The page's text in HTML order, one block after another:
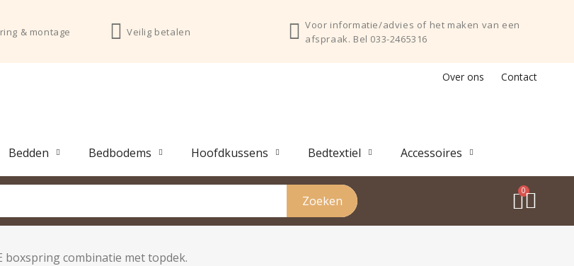
& montage Veilig betalen
Voor informatie/advies of het maken van een
afspraak. Bel 033-2465316
Over ons Contact
Bedden Bedbodems Hoofdkussens Bedtextiel Accessoires
Zoeken
boxspring combinatie met topdek.